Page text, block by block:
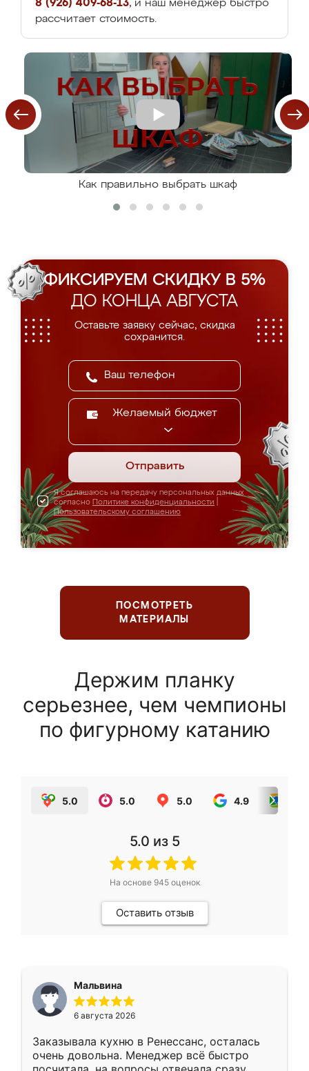
8 (926) 409-68-13, и наш менеджер быстро
рассчитает стоимость.
Как правильно выбрать шкаф
ФИКСИРУЕМ СКИДКУ В 5%
ДО КОНЦА АВГУСТА
Оставьте заявку сейчас, скидка
сохранится.
Желаемый бюджет
Отправить
Я соглашаюсь на передачу персональных данных
согласно Политике конфиденциальности
Пользовательскому соглашению
ПОСМОТРЕТЬ
МАТЕРИАЛЫ
Держим планку
серьезнее, чем чемпионы
по фигурному катанию
5.0 5.0 5.0 4.9
5.0 из 5
На основе 945оценок
Оставить отзыв
Мальвина
6 августа 2026
Заказывала кухню в Ренессанс, осталась
очень довольна. Менеджер всё быстро